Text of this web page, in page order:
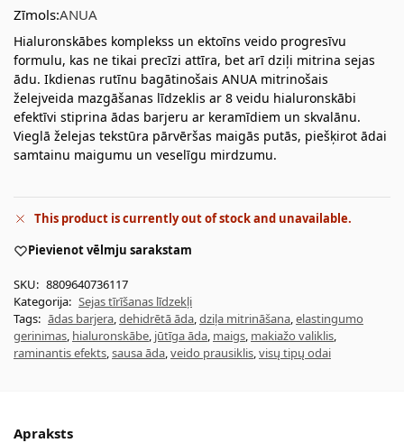
Zīmols:ANUA
Hialuronskābes komplekss un ektoīns veido progresīvu
formulu, kas ne tikai precīzi attīra, bet arī dziļi mitrina sejas
ādu. Ikdienas rutīnu bagātinošais ANUA mitrinošais
želejveida mazgāšanas līdzeklis ar 8 veidu hialuronskābi
efektīvi stiprina ādas barjeru ar keramīdiem un skvalānu.
Vieglā želejas tekstūra pārvēršas maigās putās, piešķirot ādai
samtainu maigumu un veselīgu mirdzumu.
This product is currently out of stock and unavailable.
Pievienot vēlmju sarakstam
SKU: 8809640736117
Kategorija: Sejas tīrīšanas līdzekļi
Tags: ādas barjera,dehidrētā āda,dziļa mitrināšana,elastingumo
gerinimas, hialuronskābe, jūtīga āda, maigs, makiažo valiklis,
raminantis efekts,sausa āda,veido prausiklis,visų tipų odai
Apraksts